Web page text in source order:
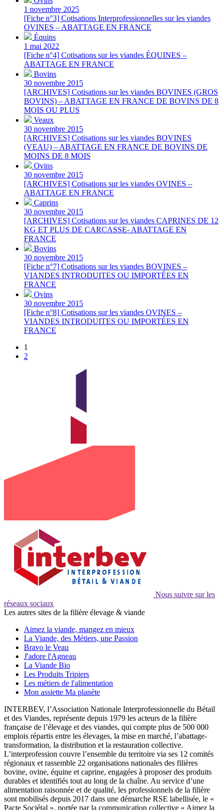
1 novembre 2025
[Fiche n°3] Cotisations Interprofessionnelles sur les viandes
OVINES – ABATTAGE EN FRANCE
Équins
1 mai 2022
[Fiche n°4] Cotisations sur les viandes ÉQUINES –
ABATTAGE EN FRANCE
Bovins
30 novembre 2015
[ARCHIVES] Cotisations sur les viandes BOVINES (GROS
BOVINS) – ABATTAGE EN FRANCE DE BOVINS DE 8
MOIS OU PLUS
Veaux
30 novembre 2015
[ARCHIVES] Cotisations sur les viandes BOVINES
(VEAU) – ABATTAGE EN FRANCE DE BOVINS DE
MOINS DE 8 MOIS
Ovins
30 novembre 2015
[ARCHIVES] Cotisations sur les viandes OVINES –
ABATTAGE EN FRANCE
Caprins
30 novembre 2015
[ARCHIVES] Cotisations sur les viandes CAPRINES DE 12
KG ET PLUS DE CARCASSE- ABATTAGE EN
FRANCE
Bovins
30 novembre 2015
[Fiche n°7] Cotisations sur les viandes BOVINES –
VIANDES INTRODUITES OU IMPORTÉES EN
FRANCE
Ovins
30 novembre 2015
[Fiche n°8] Cotisations sur les viandes OVINES –
VIANDES INTRODUITES OU IMPORTÉES EN
FRANCE
1
2
Nous suivre sur les
réseaux sociaux
Les autres sites de la filière élevage & viande
Aimez la viande, mangez en mieux
La Viande, des Métiers, une Passion
Bravo le Veau
J'adore l'Agneau
La Viande Bio
Les Produits Tripiers
Les métiers de l'alimentation
Mon assiette Ma planète
INTERBEV, l’Association Nationale Interprofessionnelle du Bétail
et des Viandes, représente depuis 1979 les acteurs de la filière
française de l’élevage et des viandes, qui compte plus de 500 000
emplois répartis entre les élevages, la mise en marché, l’abattage-
transformation, la distribution et la restauration collective.
L’interprofession couvre l’ensemble du territoire via ses 12 comités
régionaux et rassemble 22 organisations nationales des filières
bovine, ovine, équine et caprine, engagées à proposer des produits
durables et identifiés tout au long de la chaîne. Au service d’une
alimentation raisonnée et de qualité, les professionnels de la filière
sont mobilisés depuis 2017 dans une démarche RSE labellisée, le «
Pacte Sociétal », portée par la communication collective « Aimez la